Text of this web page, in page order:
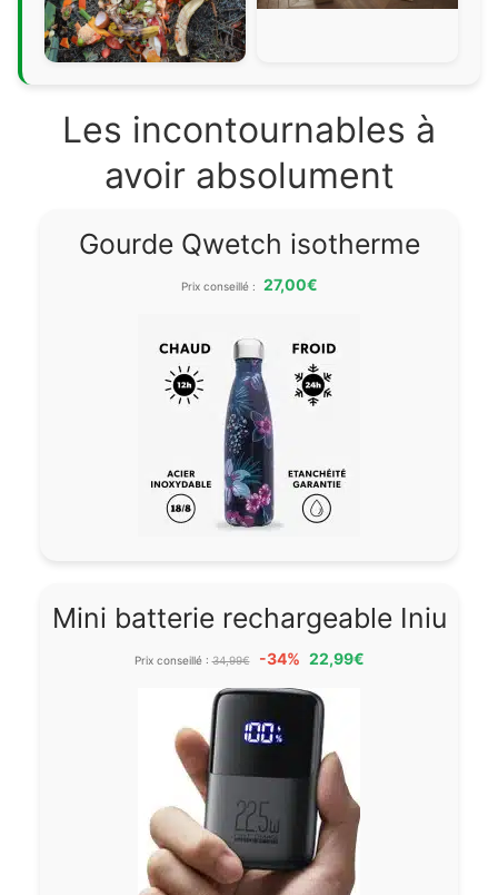
Les incontournables à
avoir absolument
Gourde Qwetch isotherme
Prix conseillé : 27,00€
Mini batterie rechargeable Iniu
Prix conseillé :34,99€ -34% 22,99€